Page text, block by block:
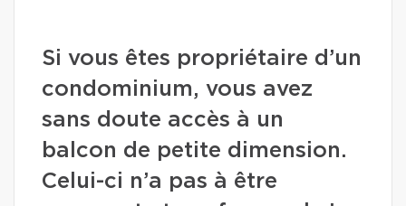
Si vous êtes propriétaire d’un
condominium, vous avez
sans doute accès à un
balcon de petite dimension.
Celui-ci n’a pas à être